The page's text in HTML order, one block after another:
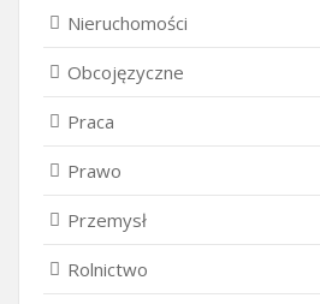
Nieruchomości
Obcojęzyczne
Praca
Prawo
Przemysł
Rolnictwo